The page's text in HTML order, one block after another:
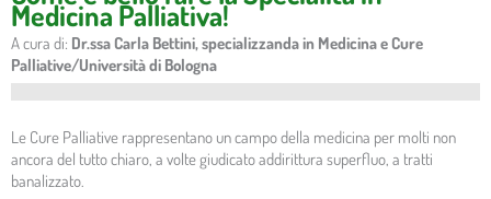
Medicina Palliativa!
A cura di: Dr.ssa Carla Bettini, specializzanda in Medicina e Cure
Palliative/Università di Bologna
Le Cure Palliative rappresentano un campo della medicina per molti non
ancora del tutto chiaro, a volte giudicato addirittura superfluo, a tratti
banalizzato.